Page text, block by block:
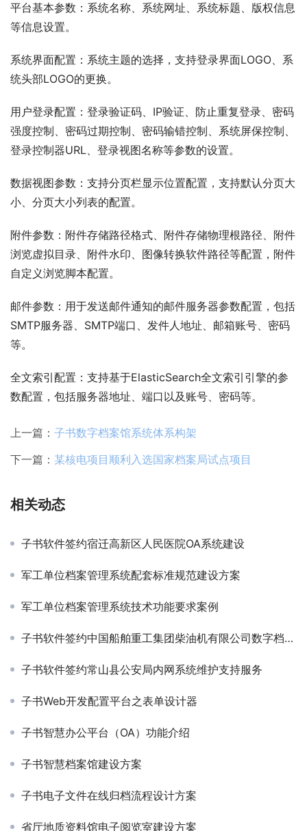
平台基本参数：系统名称、系统网址、系统标题、版权信息
等信息设置。
系统界面配置：系统主题的选择，支持登录界面LOGO、系
统头部LOGO的更换。
用户登录配置：登录验证码、IP验证、防止重复登录、密码
强度控制、密码过期控制、密码输错控制、系统屏保控制、
登录控制器URL、登录视图名称等参数的设置。
数据视图参数：支持分页栏显示位置配置，支持默认分页大
小、分页大小列表的配置。
附件参数：附件存储路径格式、附件存储物理根路径、附件
浏览虚拟目录、附件水印、图像转换软件路径等配置，附件
自定义浏览脚本配置。
邮件参数：用于发送邮件通知的邮件服务器参数配置，包括
SMTP服务器、SMTP端口、发件人地址、邮箱账号、密码
等。
全文索引配置：支持基于ElasticSearch全文索引引擎的参
数配置，包括服务器地址、端口以及账号、密码等。
上一篇： 子书数字档案馆系统体系构架
下一篇： 某核电项目顺利入选国家档案局试点项目
相关动态
子书软件签约宿迁高新区人民医院OA系统建设
军工单位档案管理系统配套标准规范建设方案
军工单位档案管理系统技术功能要求案例
子书软件签约中国船舶重工集团柴油机有限公司数字档案管理系统
子书软件签约常山县公安局内网系统维护支持服务
子书Web开发配置平台之表单设计器
子书智慧办公平台（OA）功能介绍
子书智慧档案馆建设方案
子书电子文件在线归档流程设计方案
省厅地质资料馆电子阅览室建设方案